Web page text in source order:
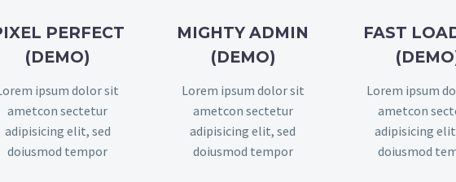
PERFECT
(DEMO)
ipsum dolor sit
ametcon sectetur
adipisicing elit, sed
doiusmod tempor
MIGHTY ADMIN
(DEMO)
Lorem ipsum dolor sit
ametcon sectetur
adipisicing elit, sed
doiusmod tempor
FAST
Lorem ipsum
ametcon
adipisicing
doiusmod